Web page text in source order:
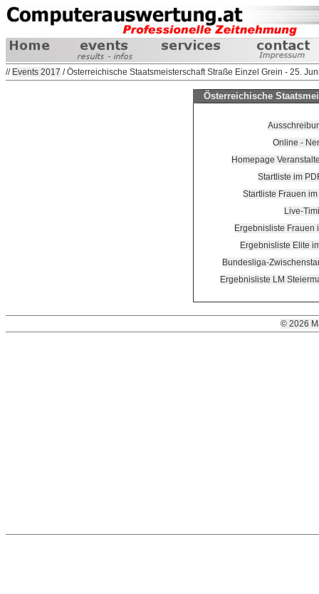
// Events 2017 / Österreichische Staatsmeisterschaft Straße Einzel Grein - 25.
Österreichische
Online -
Homepage
Startliste im
Startliste Frauen
Live-
Ergebnisliste Frauen
Ergebnisliste Elite
Bundesliga-
Ergebnisliste LM
© 2026